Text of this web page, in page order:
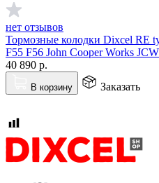
нет отзывов
Тормозные колодки Dixcel RE
F55 F56 John Cooper Works
40 890 р.
В корзину Заказать